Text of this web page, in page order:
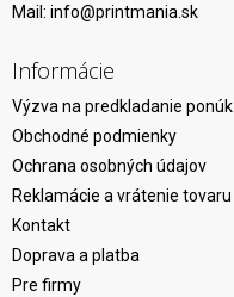
Mail: info@printmania.sk
Informácie
Výzva na predkladanie ponúk
Obchodné podmienky
Ochrana osobných údajov
Reklamácie a vrátenie tovaru
Kontakt
Doprava a platba
Pre firmy